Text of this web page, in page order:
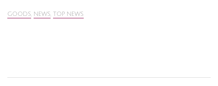
GOODS NEWS TOP NEWS